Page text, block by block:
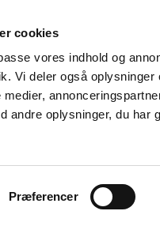
cookies
vores indhold og
Vi deler også
andre oplysninger, du
Præferencer